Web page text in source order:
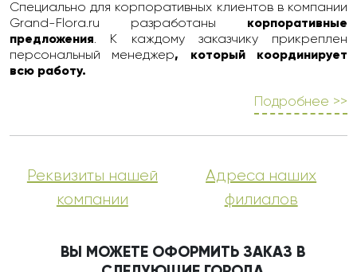
Специально для корпоративных клиентов в компании
Grand-Flora.ru разработаны корпоративные
предложения. К каждому заказчику прикреплен
персональный менеджер, который координирует
всю работу.
Подробнее >>
Реквизиты нашей
компании
Адреса наших
филиалов
ВЫ МОЖЕТЕ ОФОРМИТЬ ЗАКАЗ В